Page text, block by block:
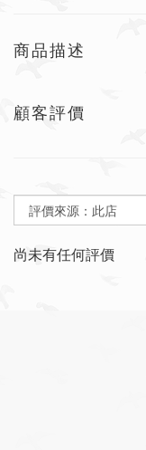
商品描述
顧客評價
尚未有任何評價